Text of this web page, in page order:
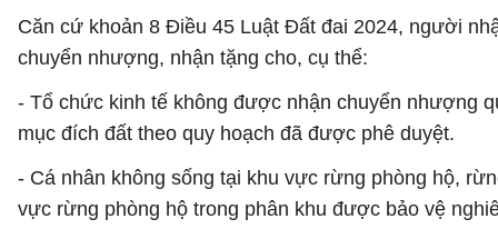
Căn cứ khoản 8 Điều 45 Luật Đất đai 2024, người
chuyển nhượng, nhận tặng cho, cụ thể:
- Tổ chức kinh tế không được nhận chuyển nhượng
mục đích đất theo quy hoạch đã được phê duyệt.
- Cá nhân không sống tại khu vực rừng phòng hộ,
vực rừng phòng hộ trong phân khu được bảo vệ